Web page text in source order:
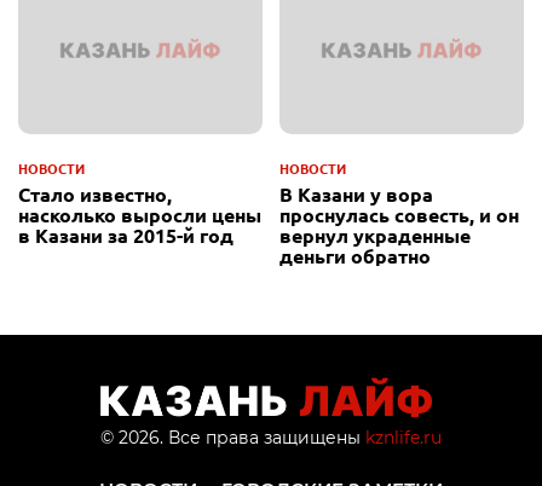
НОВОСТИ
Стало известно,
насколько выросли цены
в Казани за 2015-й год
НОВОСТИ
В Казани у вора
проснулась совесть, и он
вернул украденные
деньги обратно
© 2026. Все права защищены kznlife.ru